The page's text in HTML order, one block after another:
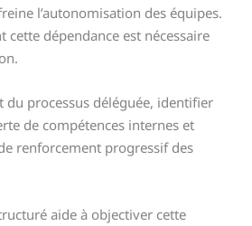
l’autonomisation des équipes.
cette dépendance est nécessaire
processus déléguée, identifier
de compétences internes et
renforcement progressif des
aide à objectiver cette